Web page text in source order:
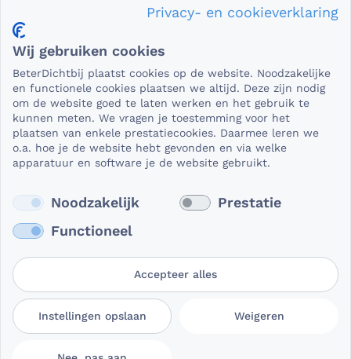
Privacy en veiligheid
essentieel dat die beveiligd worden uitgewisseld. En dat
die gegevens niet in verkeerde handen vallen. Daar kun je
op rekenen bij BeterDichtbij.
Lees verder
Gebruikersvoorwaarden
Privacy- en
cookieverklaring
Privacy- en cookieverklaring
Wij gebruiken cookies
BeterDichtbij plaatst cookies op de website. Noodzakelijke
en functionele cookies plaatsen we altijd. Deze zijn nodig
om de website goed te laten werken en het gebruik te
kunnen meten. We vragen je toestemming voor het
plaatsen van enkele prestatiecookies. Daarmee leren we
o.a. hoe je de website hebt gevonden en via welke
apparatuur en software je de website gebruikt.
Noodzakelijk
Prestatie
Functioneel
Accepteer alles
Instellingen opslaan Weigeren